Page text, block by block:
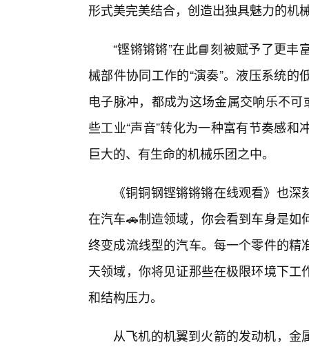
形式美完美结合，创造出独具魅力的机
“铿锵锵锵”在此📘刻被赋予了更
械部件协同工作的“演奏”。液压系统
电子脉冲，都成为这场金属交响乐不
些工业“声音”转化为一种富有节奏感
巨大的、有生命的机械乐团之中。
《铜铜钢铿锵锵锵在线观看》也
在汽车🚗制造领域，你会看到车身是
终变成流线型的汽车。每一个零件的
天领域，你将见证那些在极限环境下
和结构压力。
从飞机的机翼到火箭的发动机，